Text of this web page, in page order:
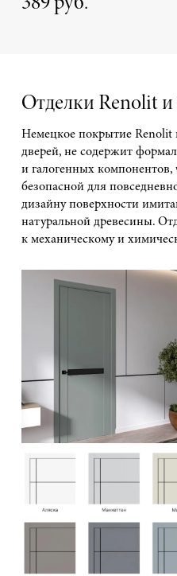
Отделки Renolit и
Немецкое покрытие Renolit
дверей, не содержит
и галогенных компонентов,
безопасной для
дизайну поверхности
натуральной древесины.
к механическому и